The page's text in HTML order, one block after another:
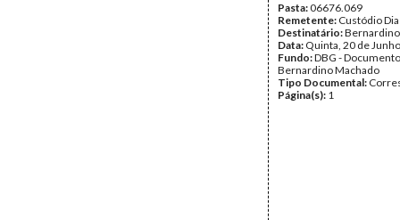
Pasta:06676.069
Remetente: Custódio
Destinatário:
Data: Quinta, 20 de
Fundo:DBG -
Bernardino Machado
Tipo Documental:
Página(s): 1